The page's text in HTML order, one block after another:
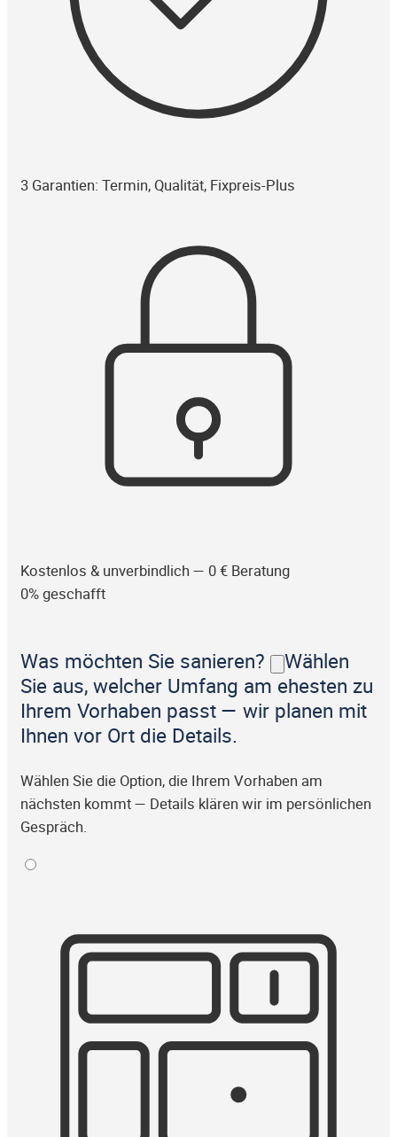
3 Garantien: Termin, Qualität, Fixpreis-Plus
Kostenlos & unverbindlich — 0 € Beratung
0% geschafft
Was möchten Sie sanieren?
Wählen
Sie aus, welcher Umfang am ehesten zu
Ihrem Vorhaben passt — wir planen mit
Ihnen vor Ort die Details.
Wählen Sie die Option, die Ihrem Vorhaben am
nächsten kommt — Details klären wir im persönlichen
Gespräch.